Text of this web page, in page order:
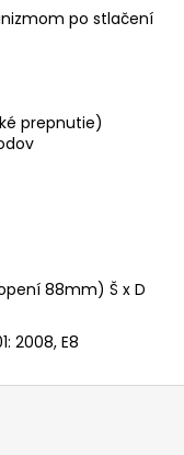
po stlačení
prepnutie)
88mm) Š x D
2008, E8